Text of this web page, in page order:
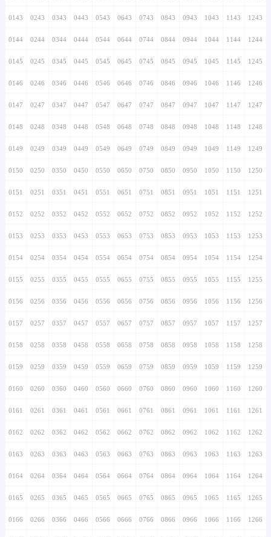
0143 0243 0343 0443 0543 0643 0743 0843 0943 1043 1143 1243
0144 0244 0344 0444 0544 0644 0744 0844 0944 1044 1144 1244
0145 0245 0345 0445 0545 0645 0745 0845 0945 1045 1145 1245
0146 0246 0346 0446 0546 0646 0746 0846 0946 1046 1146 1246
0147 0247 0347 0447 0547 0647 0747 0847 0947 1047 1147 1247
0148 0248 0348 0448 0548 0648 0748 0848 0948 1048 1148 1248
0149 0249 0349 0449 0549 0649 0749 0849 0949 1049 1149 1249
0150 0250 0350 0450 0550 0650 0750 0850 0950 1050 1150 1250
0151 0251 0351 0451 0551 0651 0751 0851 0951 1051 1151 1251
0152 0252 0352 0452 0552 0652 0752 0852 0952 1052 1152 1252
0153 0253 0353 0453 0553 0653 0753 0853 0953 1053 1153 1253
0154 0254 0354 0454 0554 0654 0754 0854 0954 1054 1154 1254
0155 0255 0355 0455 0555 0655 0755 0855 0955 1055 1155 1255
0156 0256 0356 0456 0556 0656 0756 0856 0956 1056 1156 1256
0157 0257 0357 0457 0557 0657 0757 0857 0957 1057 1157 1257
0158 0258 0358 0458 0558 0658 0758 0858 0958 1058 1158 1258
0159 0259 0359 0459 0559 0659 0759 0859 0959 1059 1159 1259
0160 0260 0360 0460 0560 0660 0760 0860 0960 1060 1160 1260
0161 0261 0361 0461 0561 0661 0761 0861 0961 1061 1161 1261
0162 0262 0362 0462 0562 0662 0762 0862 0962 1062 1162 1262
0163 0263 0363 0463 0563 0663 0763 0863 0963 1063 1163 1263
0164 0264 0364 0464 0564 0664 0764 0864 0964 1064 1164 1264
0165 0265 0365 0465 0565 0665 0765 0865 0965 1065 1165 1265
0166 0266 0366 0466 0566 0666 0766 0866 0966 1066 1166 1266